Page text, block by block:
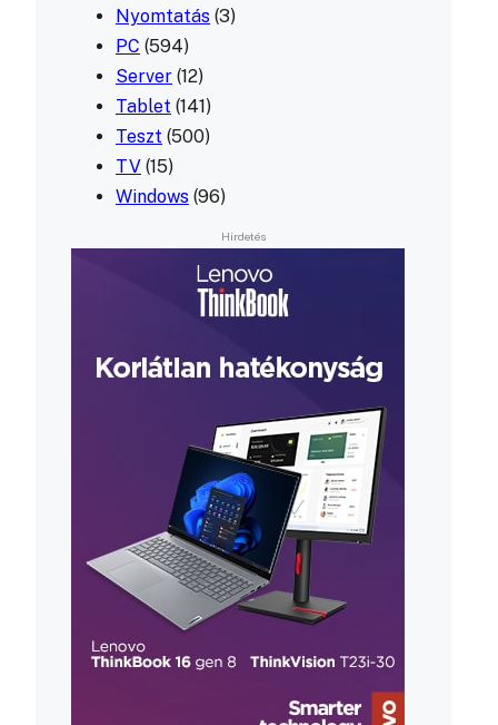
Nyomtatás (3)
PC (594)
Server (12)
Tablet (141)
Teszt (500)
TV (15)
Windows (96)